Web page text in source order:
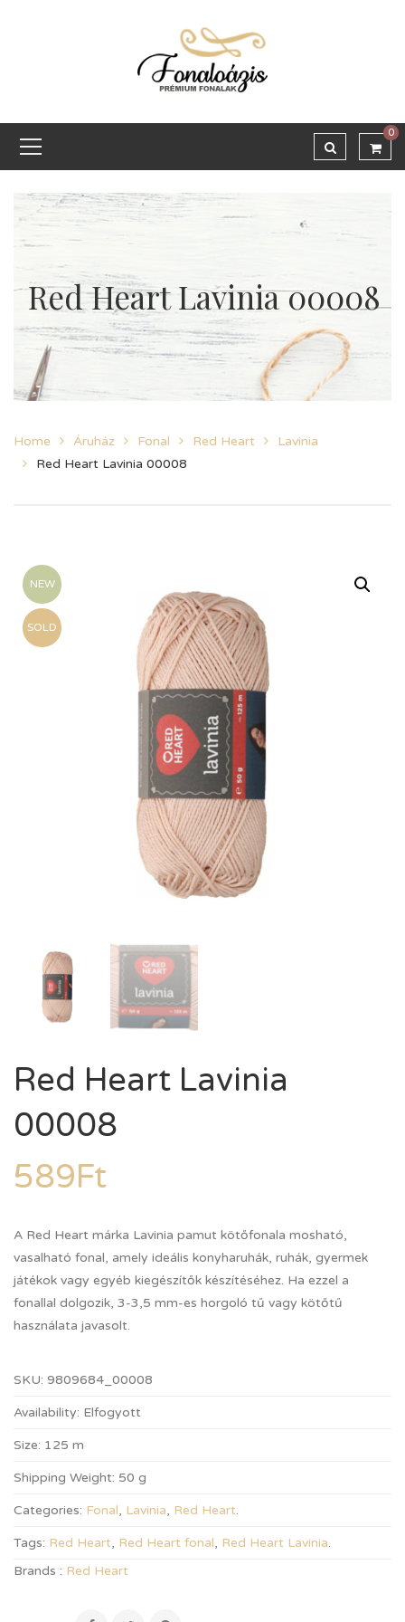
0
Red Heart Lavinia 00008
Home Áruház Fonal Red Heart
Lavinia
Red Heart Lavinia 00008
NEW
SOLD
Red Heart Lavinia
00008
589Ft
A Red Heart márka Lavinia pamut kötőfonala mosható,
vasalható fonal, amely ideális konyharuhák, ruhák, gyermek
játékok vagy egyéb kiegészítők készítéséhez. Ha ezzel a
fonallal dolgozik, 3-3,5 mm-es horgoló tű vagy kötőtű
használata javasolt.
SKU: 9809684_00008
Availability: Elfogyott
Size: 125 m
Shipping Weight: 50 g
Categories: Fonal, Lavinia, Red Heart.
Tags: Red Heart, Red Heart fonal, Red Heart Lavinia.
Brands : Red Heart